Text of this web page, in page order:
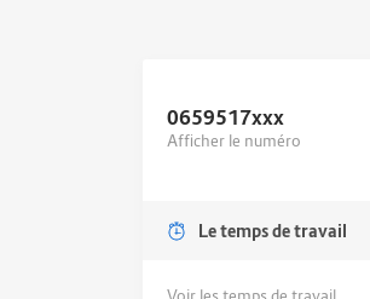
0659517xxx
Afficher le numéro
Le temps de travail